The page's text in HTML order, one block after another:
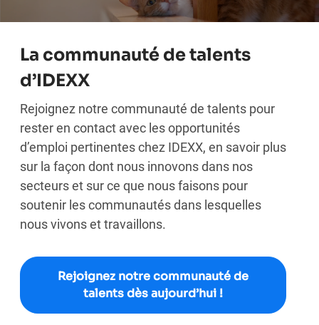
La communauté de talents
d’IDEXX
Rejoignez notre communauté de talents pour
rester en contact avec les opportunités
d’emploi pertinentes chez IDEXX, en savoir plus
sur la façon dont nous innovons dans nos
secteurs et sur ce que nous faisons pour
soutenir les communautés dans lesquelles
nous vivons et travaillons.
Rejoignez notre communauté de
talents dès aujourd’hui !